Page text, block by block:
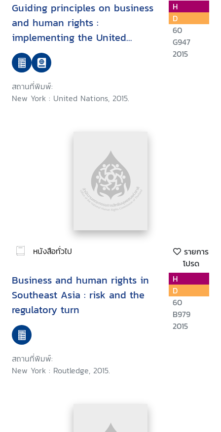
Guiding principles on business
and human rights :
implementing the United
Nations "protect, respect and
remedy framework
สถานที่พิมพ์:
New York : United Nations, 2015.
H
D
60
G947
2015
หนังสือทั่วไป
รายการ
โปรด
Business and human rights in
Southeast Asia : risk and the
regulatory turn
สถานที่พิมพ์:
New York : Routledge, 2015.
H
D
60
B979
2015